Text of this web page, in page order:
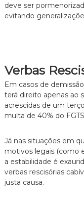
deve ser
evitando
Verbas
Em casos de
terá direito apenas ao
acrescidas de um
multa de 40% do
Já nas situações em
motivos legais (como
a estabilidade é
verbas rescisórias
justa causa.